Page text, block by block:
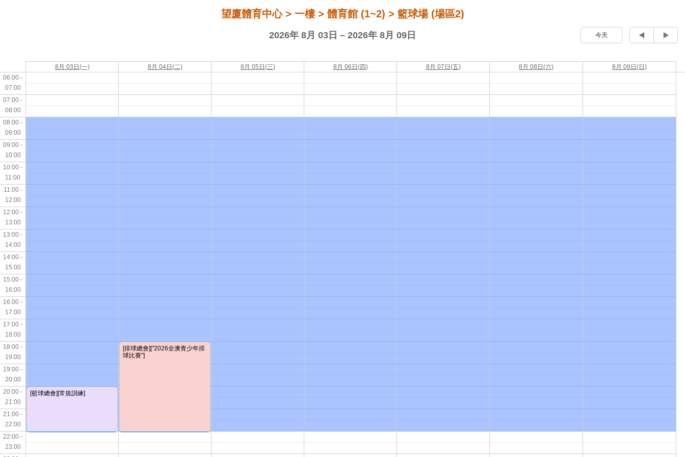
望廈體育中心 > 一樓 > 體育館 (1~2) > 籃球場 (場區2)
今天
2026年 8月 03日 – 2026年 8月 09日
8月 03日(一) 8月 04日(二) 8月 05日(三) 8月 06日(四) 8月 07日(五) 8月 08日(六) 8月 09日(日)
[籃球總會][常規訓練]
[排球總會]["2026全澳青少年排
球比賽"]
06:00 -
07:00
07:00 -
08:00
08:00 -
09:00
09:00 -
10:00
10:00 -
11:00
11:00 -
12:00
12:00 -
13:00
13:00 -
14:00
14:00 -
15:00
15:00 -
16:00
16:00 -
17:00
17:00 -
18:00
18:00 -
19:00
19:00 -
20:00
20:00 -
21:00
21:00 -
22:00
22:00 -
23:00